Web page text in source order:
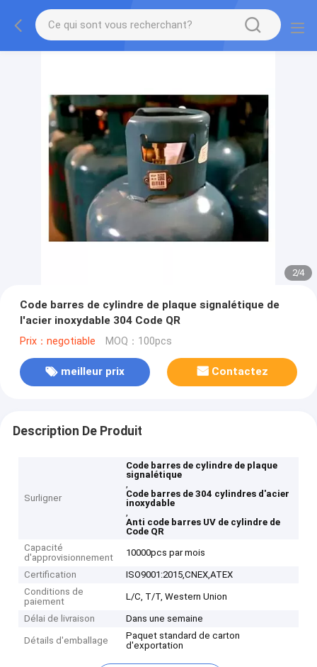
2/4
Code barres de cylindre de plaque signalétique de
l'acier inoxydable 304 Code QR
Prix：negotiable MOQ：100pcs
meilleur prix Contactez
Description De Produit
Surligner
Code barres de cylindre de plaque
signalétique
,
Code barres de 304 cylindres d'acier
inoxydable
,
Anti code barres UV de cylindre de
Code QR
Capacité
d'approvisionnement
10000pcs par mois
Certification
ISO9001:2015,CNEX,ATEX
Conditions de
paiement
L/C, T/T, Western Union
Délai de livraison Dans une semaine
Détails d'emballage
Paquet standard de carton
d'exportation